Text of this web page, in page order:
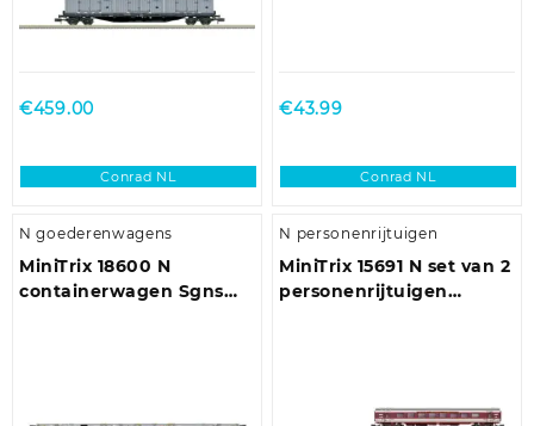
€459.00
Conrad NL
€43.99
Conrad NL
N goederenwagens
MiniTrix 18600 N
containerwagen Sgns
N personenrijtuigen
MiniTrix 15691 N set van 2
personenrijtuigen